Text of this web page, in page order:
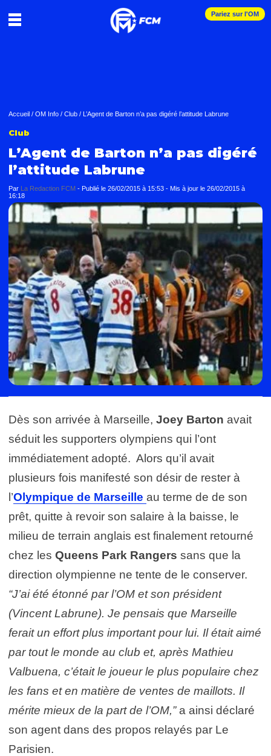
Pariez sur l'OM
Accueil / OM Info / Club / L’Agent de Barton n’a pas digéré l’attitude Labrune
Club
L’Agent de Barton n’a pas digéré
l’attitude Labrune
Par La Redaction FCM - Publié le 26/02/2015 à 15:53 - Mis à jour le 26/02/2015 à
16:18
Dès son arrivée à Marseille, Joey Barton avait
séduit les supporters olympiens qui l’ont
immédiatement adopté. Alors qu’il avait
plusieurs fois manifesté son désir de rester à
l’Olympique de Marseille au terme de de son
prêt, quitte à revoir son salaire à la baisse, le
milieu de terrain anglais est finalement retourné
chez les Queens Park Rangers sans que la
direction olympienne ne tente de le conserver.
“J’ai été étonné par l’OM et son président
(Vincent Labrune). Je pensais que Marseille
ferait un effort plus important pour lui. Il était aimé
par tout le monde au club et, après Mathieu
Valbuena, c’était le joueur le plus populaire chez
les fans et en matière de ventes de maillots. Il
mérite mieux de la part de l’OM,”a ainsi déclaré
son agent dans des propos relayés par Le
Parisien.